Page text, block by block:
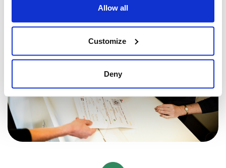
Allow all
Customize
Deny